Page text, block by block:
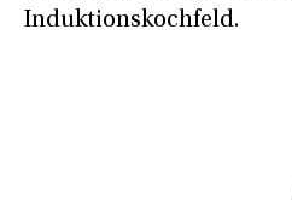
Induktionskochfeld.